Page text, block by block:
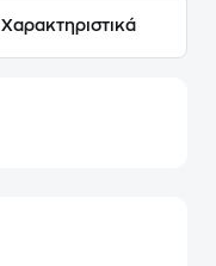
Χαρακτηριστικά